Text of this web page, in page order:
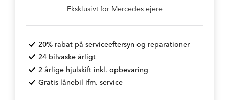
Eksklusivt for Mercedes ejere
20% rabat på serviceeftersyn og reparationer
24 bilvaske årligt
2 årlige hjulskift inkl. opbevaring
Gratis lånebil ifm. service